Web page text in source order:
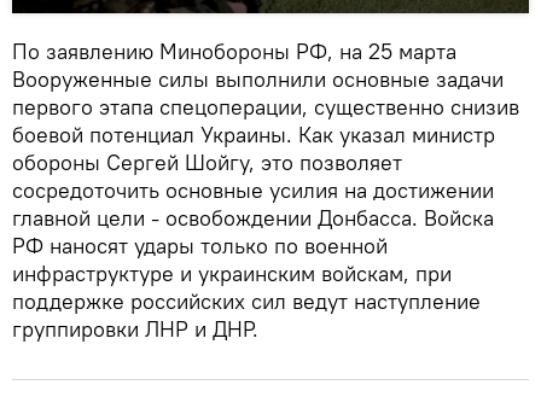
По заявлению Минобороны РФ, на 25 марта
Вооруженные силы выполнили основные задачи
первого этапа спецоперации, существенно снизив
боевой потенциал Украины. Как указал министр
обороны Сергей Шойгу, это позволяет
сосредоточить основные усилия на достижении
главной цели - освобождении Донбасса. Войска
РФ наносят удары только по военной
инфраструктуре и украинским войскам, при
поддержке российских сил ведут наступление
группировки ЛНР и ДНР.